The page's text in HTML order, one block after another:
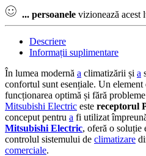
... persoanele vizionează acest
Descriere
Informații suplimentare
În lumea modernă a climatizării și a
confortul sunt esențiale. Un element
funcționarea optimă și fără probleme
Mitsubishi Electric este receptorul
conceput pentru a fi utilizat
Mitsubishi Electric, oferă o soluție
controlul sistemului de climatizare
comerciale.